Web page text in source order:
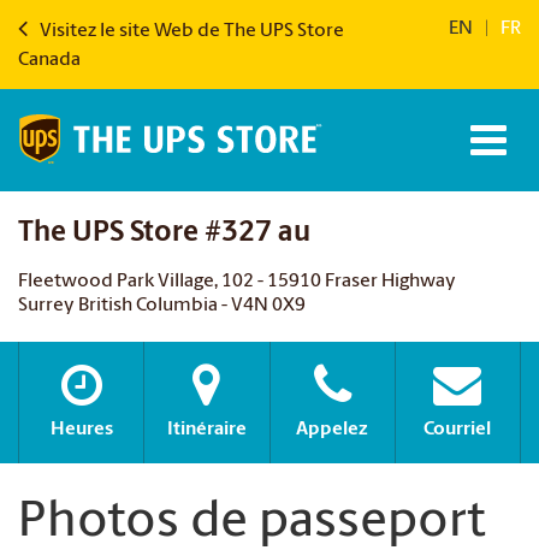
Visitez le site Web de The UPS Store
Canada
EN FR
The UPS Store #327 au
Fleetwood Park Village, 102 - 15910 Fraser Highway
Surrey British Columbia - V4N 0X9
Heures Itinéraire Appelez Courriel
Photos de passeport